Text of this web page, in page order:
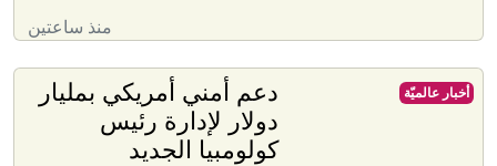
منذ ساعتين
دعم أمني أمريكي بمليار
دولار لإدارة رئيس
كولومبيا الجديد
أخبار عالميّة